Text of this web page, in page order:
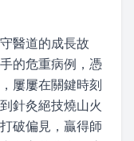
醫道的成長故
的危重病例，憑
屢屢在關鍵時刻
針灸絕技燒山火
破偏見，贏得師